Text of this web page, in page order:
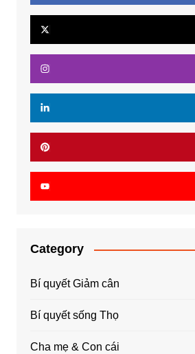
Category
Bí quyết Giảm cân
Bí quyết sống Thọ
Cha mẹ & Con cái